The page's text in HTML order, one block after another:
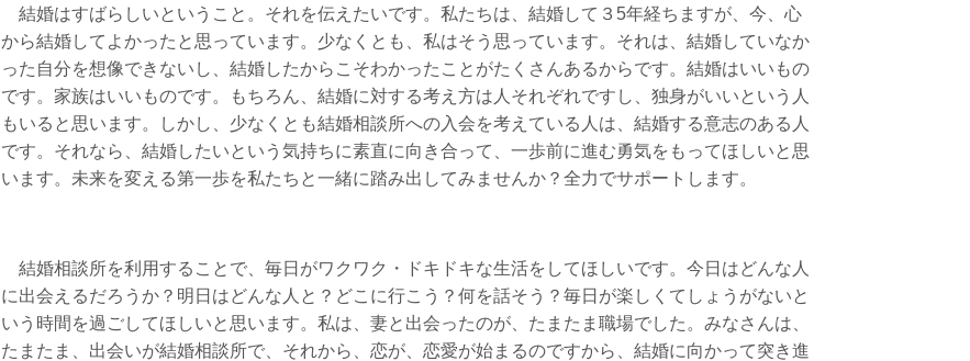
結婚はすばらしいということ。それを伝えたいです。私たちは、結婚して３5年経ちますが、今、心
から結婚してよかったと思っています。少なくとも、私はそう思っています。それは、結婚していなか
った自分を想像できないし、結婚したからこそわかったことがたくさんあるからです。結婚はいいもの
です。家族はいいものです。もちろん、結婚に対する考え方は人それぞれですし、独身がいいという人
もいると思います。しかし、少なくとも結婚相談所への入会を考えている人は、結婚する意志のある人
です。それなら、結婚したいという気持ちに素直に向き合って、一歩前に進む勇気をもってほしいと思
います。未来を変える第一歩を私たちと一緒に踏み出してみませんか？全力でサポートします。
結婚相談所を利用することで、毎日がワクワク・ドキドキな生活をしてほしいです。今日はどんな人
に出会えるだろうか？明日はどんな人と？どこに行こう？何を話そう？毎日が楽しくてしょうがないと
いう時間を過ごしてほしいと思います。私は、妻と出会ったのが、たまたま職場でした。みなさんは、
たまたま、出会いが結婚相談所で、それから、恋が、恋愛が始まるのですから、結婚に向かって突き進